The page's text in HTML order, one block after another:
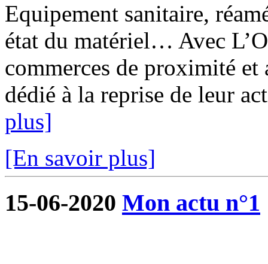
Equipement sanitaire,
état du matériel… Avec
commerces de proximité
dédié à la reprise de leur
plus]
[En savoir plus]
15-06-2020 Mon actu n°1